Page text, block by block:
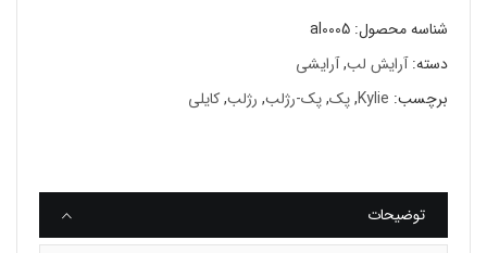
شناسه محصول: al0005
دسته:آرایش لب,آرایشی
برچسب: Kylie
,پک,پک-رژلب, رژلب,کایلی
توضیحات